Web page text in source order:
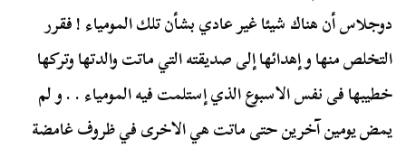
دوجلاس أن هناك شيئا غير عادي بشأن تلك المومياء ! فقرر
التخلص منها و إهدائها إلى صديقته التي ماتت والدتها وتركها
خطيبها فى نفس الاسبوع الذي إستلمت فيه المومياء . . و لم
يمض يومين آخرين حتى ماتت هي الاخرى في ظروف غامضة